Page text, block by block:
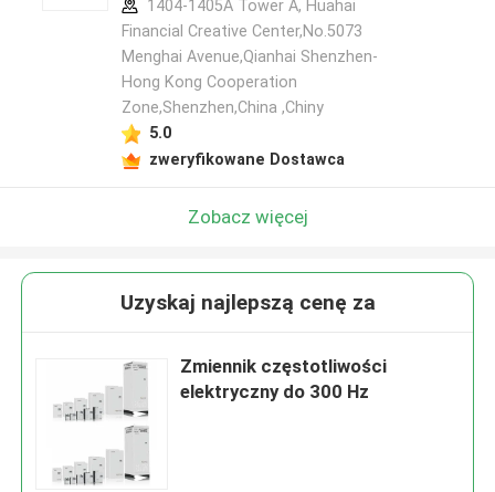
1404-1405A Tower A, Huahai
Financial Creative Center,No.5073
Menghai Avenue,Qianhai Shenzhen-
Hong Kong Cooperation
Zone,Shenzhen,China ,Chiny
5.0
zweryfikowane Dostawca
Zobacz więcej
Uzyskaj najlepszą cenę za
Zmiennik częstotliwości
elektryczny do 300 Hz